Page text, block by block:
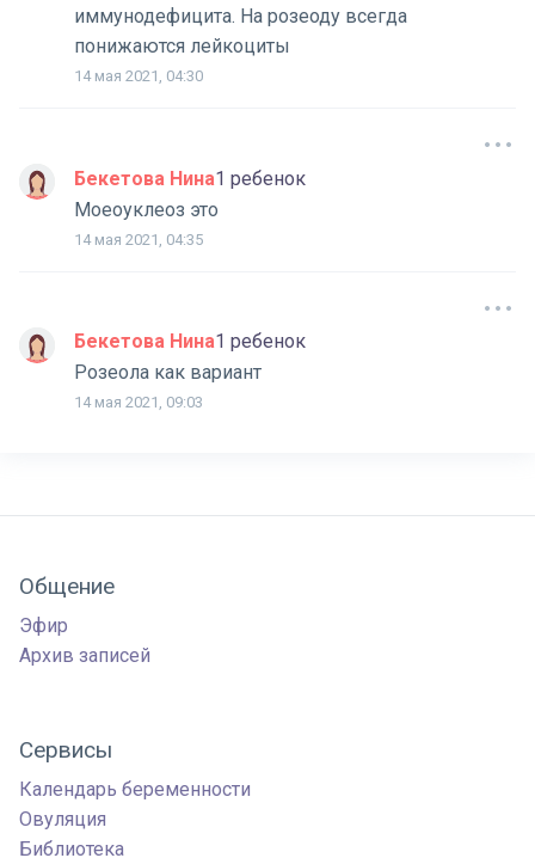
иммунодефицита. На розеоду всегда
понижаются лейкоциты
14 мая 2021, 04:30
Бекетова Нина1 ребенок
Моеоуклеоз это
14 мая 2021, 04:35
Бекетова Нина1 ребенок
Розеола как вариант
14 мая 2021, 09:03
Общение
Эфир
Архив записей
Сервисы
Календарь беременности
Овуляция
Библиотека